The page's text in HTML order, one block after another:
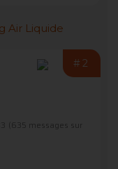
#2
(635 messages sur